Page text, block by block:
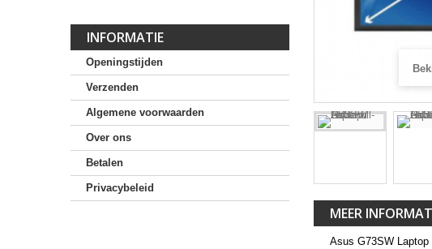
INFORMATIE
Openingstijden
Verzenden
Algemene voorwaarden
Over ons
Betalen
Privacybeleid
MEER
Asus G73SW